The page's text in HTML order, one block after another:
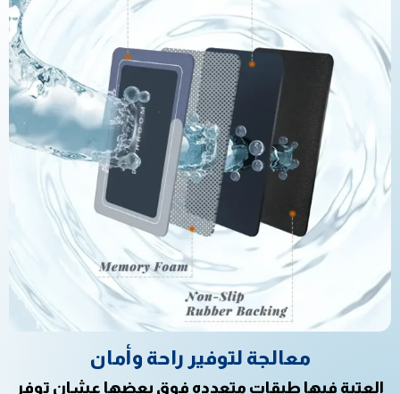
معالجة لتوفير راحة وأمان
العتبة فيها طبقات متعدده فوق بعضها عشان توفر